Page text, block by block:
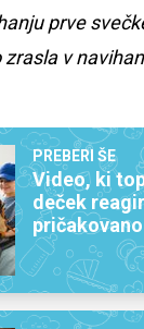
prve
v
PREBERI ŠE
Video, ki
deček